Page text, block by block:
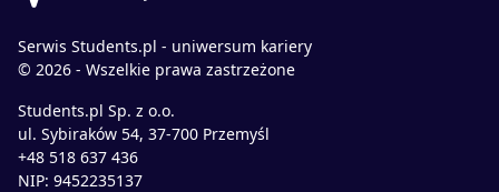
Serwis Students.pl - uniwersum kariery
© 2026 - Wszelkie prawa zastrzeżone
Students.pl Sp. z o.o.
ul. Sybiraków 54, 37-700 Przemyśl
+48 518 637 436
NIP: 9452235137